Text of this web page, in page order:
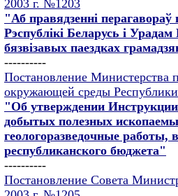
2003 г. №1203
"Аб правядзеннi
Рэспублiкi Беларусь i
бязвiзавых паездках
----------
Постановление Министерства
окружающей среды
"Об утверждении
добытых полезных
геологоразведочные работы,
республиканского бюджета"
----------
Постановление Совета